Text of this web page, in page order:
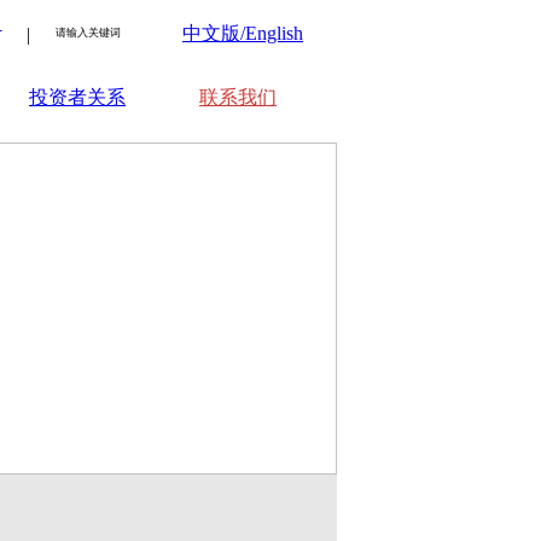
| 中文版/English
投资者关系 联系我们